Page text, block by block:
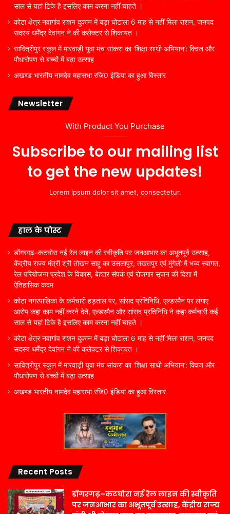
साल से यहां टिके है इसलिए काम करना नहीं चाहते ।
कोटा क्षेत्र नवागांव राशन दुकान में बड़ा घोटाला 6 माह से नहीं मिला राशन, जनपद
सदस्य धर्मेंद्र देवांगन ने की कलेक्टर से शिकायत ।
सावित्रीपुर स्कूल में मारवाड़ी युवा मंच सांकरा का ‘शिक्षा साथी अभियान’: क्विज और
पौधारोपण से बच्चों में बढ़ा उत्साह
अखण्ड भारतीय नामदेव महासभा रजि0 इंडिया का हुआ विस्तार
Newsletter
With Product You Purchase
Subscribe to our mailing list
to get the new updates!
Lorem ipsum dolor sit amet, consectetur.
हाल के पोस्ट
डोंगरगढ़–कटघोरा नई रेल लाइन की स्वीकृति पर जनआभार का अभूतपूर्व उत्साह,
केंद्रीय राज्य मंत्री श्री तोखन साहू का उसलापुर, तखतपुर एवं मुंगेली में भव्य स्वागत,
रेल परियोजना प्रदेश के विकास, बेहतर संपर्क एवं रोजगार सृजन की दिशा में
ऐतिहासिक कदम
कोटा नगरपालिका के कर्मचारी हड़ताल पर, सांसद प्रतिनिधि, एल्डरमैन पर लगाए
आरोप कहा काम नहीं करने देते, एल्डरमैन और सांसद प्रतिनिधि ने कहा कर्मचारी कई
साल से यहां टिके है इसलिए काम करना नहीं चाहते ।
कोटा क्षेत्र नवागांव राशन दुकान में बड़ा घोटाला 6 माह से नहीं मिला राशन, जनपद
सदस्य धर्मेंद्र देवांगन ने की कलेक्टर से शिकायत ।
सावित्रीपुर स्कूल में मारवाड़ी युवा मंच सांकरा का ‘शिक्षा साथी अभियान’: क्विज और
पौधारोपण से बच्चों में बढ़ा उत्साह
अखण्ड भारतीय नामदेव महासभा रजि0 इंडिया का हुआ विस्तार
Recent Posts
डोंगरगढ़–कटघोरा नई रेल लाइन की स्वीकृति
पर जनआभार का अभूतपूर्व उत्साह, केंद्रीय राज्य